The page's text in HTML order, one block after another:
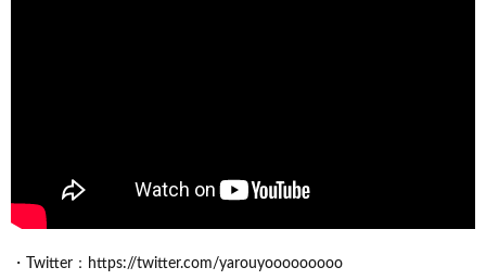
・Twitter：https://twitter.com/yarouyooooooooo